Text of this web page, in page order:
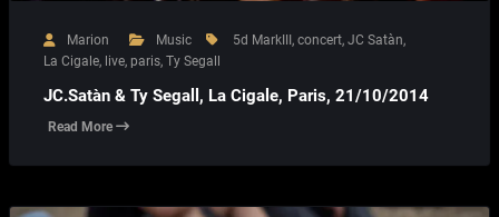
Marion Music 5d MarkIII, concert, JC Satàn,
La Cigale, live, paris, Ty Segall
JC.Satàn & Ty Segall, La Cigale, Paris, 21/10/2014
Read More